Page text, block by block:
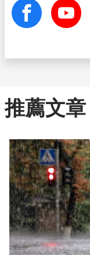
facebook Youtube
推薦文章